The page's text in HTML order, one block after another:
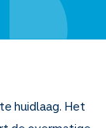
huidlaag. Het